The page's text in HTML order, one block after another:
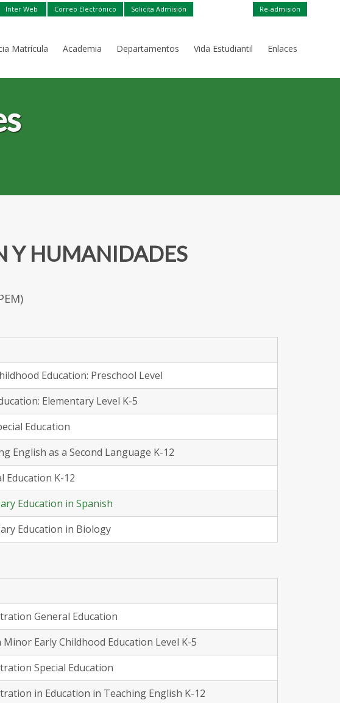
Inter Web Correo Electrónico Solicita Admisión Re-admisión
Matrícula Academia Departamentos Vida Estudiantil Enlaces
Y HUMANIDADES
Education: Preschool Level
Elementary Level K-5
Education
English as a Second Language K-12
Education K-12
Education in Spanish
Education in Biology
General Education
Early Childhood Education Level K-5
Special Education
in Education in Teaching English K-12